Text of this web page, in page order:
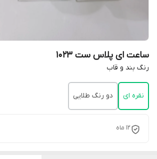
ساعت ای پلاس ست 1023
رنگ بند و قاب
نقره ای دو رنگ طلایی
12 ماه